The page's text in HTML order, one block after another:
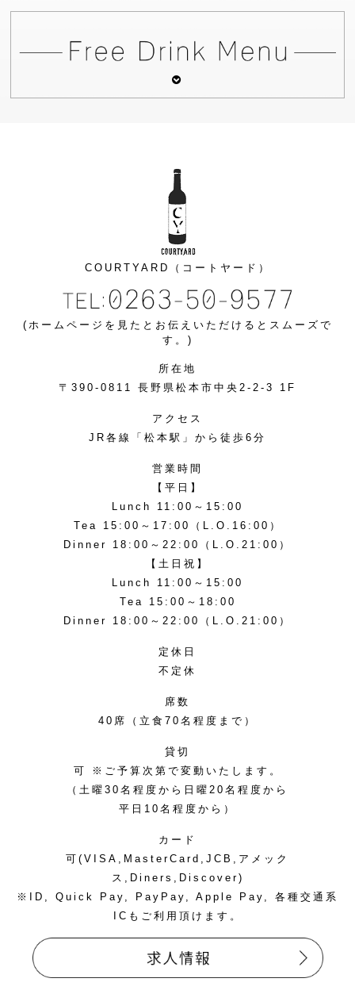
COURTYARD（コートヤード）
(ホームページを見たとお伝えいただけるとスムーズで
す。)
所在地
〒390-0811 長野県松本市中央2-2-3 1F
アクセス
JR各線「松本駅」から徒歩6分
営業時間
【平日】
Lunch 11:00～15:00
Tea 15:00～17:00（L.O.16:00）
Dinner 18:00～22:00（L.O.21:00）
【土日祝】
Lunch 11:00～15:00
Tea 15:00～18:00
Dinner 18:00～22:00（L.O.21:00）
定休日
不定休
席数
40席（立食70名程度まで）
貸切
可 ※ご予算次第で変動いたします。
（土曜30名程度から日曜20名程度から
平日10名程度から）
カード
可(VISA,MasterCard,JCB,アメック
ス,Diners,Discover)
※ID, Quick Pay, PayPay, Apple Pay, 各種交通系
ICもご利用頂けます。